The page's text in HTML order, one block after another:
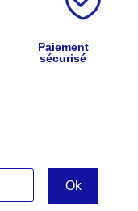
Paiement
sécurisé